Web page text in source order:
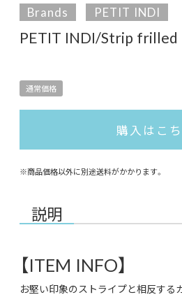
Brands
PETIT INDI
PETIT INDI/Strip frilled
通常価格
購入はこ
※商品価格以外に別途送料がかかります。
説明
【ITEM INFO】
お堅い印象のストライプと相反する